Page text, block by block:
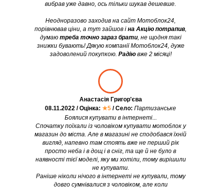
Боялися купувати в інтернеті...
Спочатку поїхали із чоловіком купувати мотоблок у
магазин до міста. Але в магазині не сподобався їхній
вигляд, напевно там стоять вже не перший рік
просто неба і в дощ і в сніг, та ще й не було в
наявності тієї моделі, яку ми хотіли, тому вирішили
не купувати.
Раніше ніколи нічого в інтернеті не купували, тому
довго сумнівалися з чоловіком, але коли
Анастасія Григор'єва
08.11.2022 / Оцінка: ★5 / Село: Партизанське
вибрав уже давно, ось тільки шукав дешевше.
Неодноразово заходив на сайт Мотоблок24,
порівнював ціни, а тут зайшов і на Акцію потрапив,
думаю треба точно зараз брати, не щодня такі
знижки бувають! Дякую компанії Мотоблок24, дуже
задоволений покупкою. Радіювже 2 місяці!